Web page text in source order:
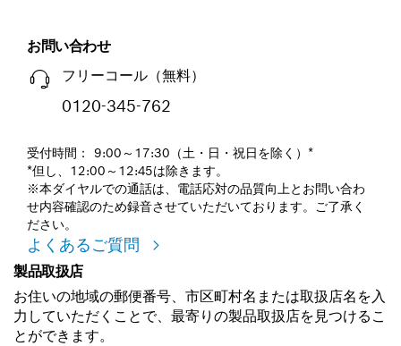
お問い合わせ
フリーコール（無料）
0120-345-762
受付時間： 9:00～17:30（土・日・祝日を除く）*
*但し、12:00～12:45は除きます。
※本ダイヤルでの通話は、電話応対の品質向上とお問い合わ
せ内容確認のため録音させていただいております。ご了承く
ださい。
よくあるご質問
製品取扱店
お住いの地域の郵便番号、市区町村名または取扱店名を入
力していただくことで、最寄りの製品取扱店を見つけるこ
とができます。